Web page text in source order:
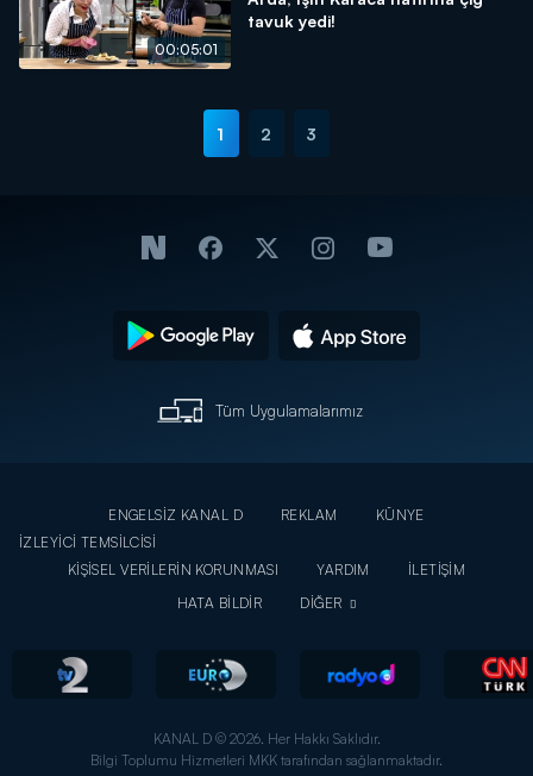
00:05:01
tavuk yedi!
1 2 3
Tüm Uygulamalarımız
ENGELSİZ KANAL D REKLAM
KÜNYE
İZLEYİCİ TEMSİLCİSİ
KİŞİSEL VERİLERİN KORUNMASI
YARDIM
İLETİŞİM
HATA BİLDİR
DİĞER
KANAL D © 2026. Her Hakkı Saklıdır.
Bilgi Toplumu Hizmetleri MKK tarafından sağlanmaktadır.